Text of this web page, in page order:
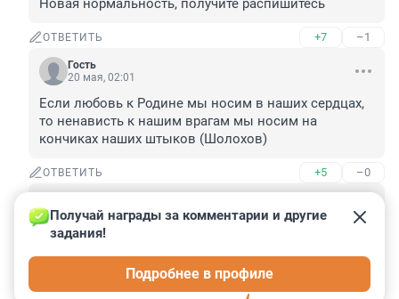
Новая нормальность, получите распишитесь
ОТВЕТИТЬ +7 –1
Гость
20 мая, 02:01
Если любовь к Родине мы носим в наших сердцах,
то ненависть к нашим врагам мы носим на
кончиках наших штыков (Шолохов)
ОТВЕТИТЬ +5 –0
20 мая, 04:07
ты даже не представляешь какой сейчас салют
происходит по всей окраине пока ты здесь
зубоскалишь и визжа скачешь
Получай награды за комментарии и другие
задания!
Подробнее в профиле